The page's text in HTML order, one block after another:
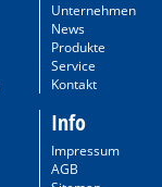
Unternehmen
News
Produkte
Service
Kontakt
Info
Impressum
AGB